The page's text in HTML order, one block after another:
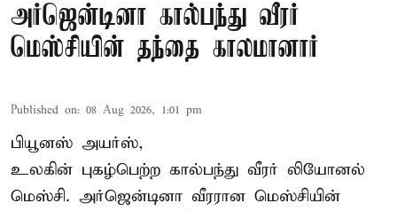
அர்ஜென்டினா கால்பந்து வீரர்
மெஸ்சியின் தந்தை காலமானார்
Published on: 08 Aug 2026, 1:01 pm
பியூனஸ் அயர்ஸ்,
உலகின் புகழ்பெற்ற கால்பந்து வீரர் லியோனல்
மெஸ்சி. அர்ஜென்டினா வீரரான மெஸ்சியின்